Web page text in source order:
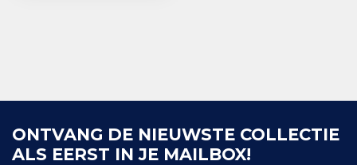
ONTVANG DE NIEUWSTE COLLECTIE
ALS EERST IN JE MAILBOX!